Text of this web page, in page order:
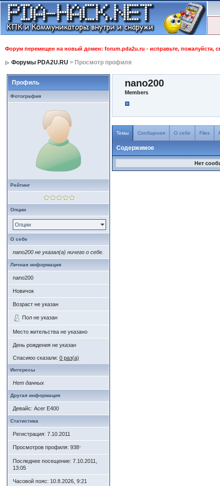
Форум перемещен на новый домен: forum.pda2u.ru - исправьте, пожалуйста,
Форумы PDA2U.RU > Просмотр профиля
Профиль
Фотография
Рейтинг
Опции
Опции
О себе
nano200 не указал(а) ничего о себе.
Личная информация
nano200
Новичок
Возраст не указан
Пол не указан
Место жительства не указано
День рождения не указан
Спасиюо сказали: 0 раз(а)
Интересы
Нет данных
Другая информация
Девайс: Acer E400
Статистика
Регистрация: 7.10.2011
Просмотров профиля: 938*
Последнее посещение: 7.10.2011,
13:05
Часовой пояс: 10.8.2026, 9:21
nano200
Members
Темы Сообщения О себе Files
Содержимое
Нет